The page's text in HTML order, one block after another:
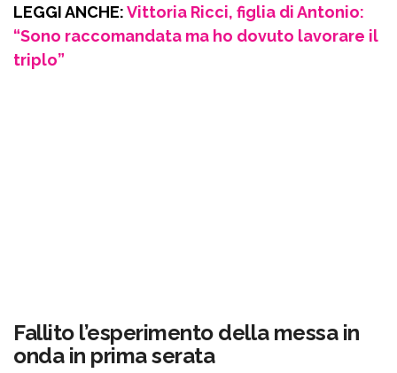
LEGGI ANCHE:Vittoria Ricci, figlia di Antonio:
“Sono raccomandata ma ho dovuto lavorare il
triplo”
Fallito l’esperimento della messa in
onda in prima serata